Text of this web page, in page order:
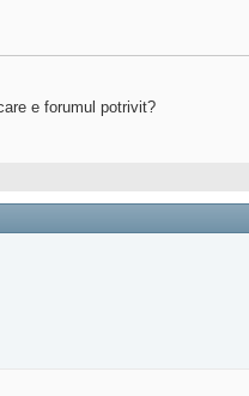
e forumul potrivit?